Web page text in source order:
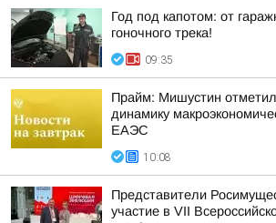
Год под капотом: от
гоночного трека!
09:35
Прайм: Мишустин
динамику
ЕАЭС
10:08
Представители
участие в VII